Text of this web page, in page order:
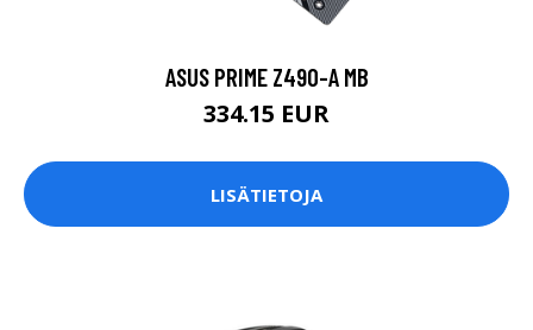
ASUS PRIME Z490-A MB
334.15 EUR
LISÄTIETOJA